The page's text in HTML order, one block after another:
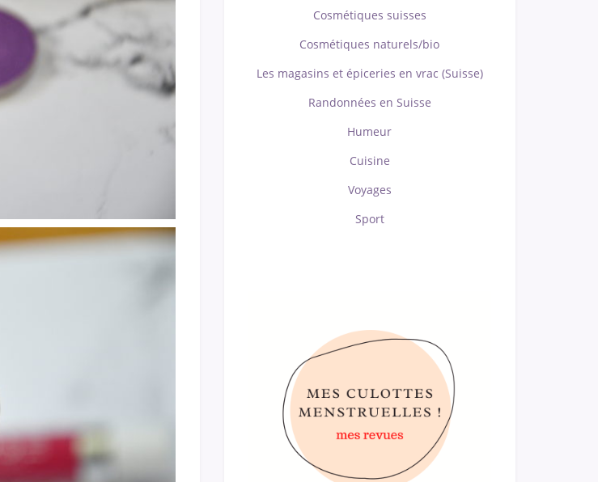
Cosmétiques suisses
Cosmétiques naturels/bio
Les magasins et épiceries en vrac (Suisse)
Randonnées en Suisse
Humeur
Cuisine
Voyages
Sport